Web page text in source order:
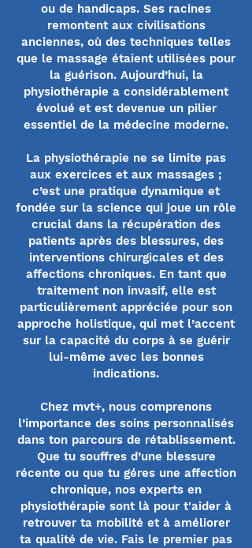
ou de handicaps. Ses racines
remontent aux civilisations
anciennes, où des techniques telles
que le massage étaient utilisées pour
la guérison. Aujourd’hui, la
physiothérapie a considérablement
évolué et est devenue un pilier
essentiel de la médecine moderne.
La physiothérapie ne se limite pas
aux exercices et aux massages ;
c’est une pratique dynamique et
fondée sur la science qui joue un rôle
crucial dans la récupération des
patients après des blessures, des
interventions chirurgicales et des
affections chroniques. En tant que
traitement non invasif, elle est
particulièrement appréciée pour son
approche holistique, qui met l’accent
sur la capacité du corps à se guérir
lui-même avec les bonnes
indications.
Chez mvt+, nous comprenons
l’importance des soins personnalisés
dans ton parcours de rétablissement.
Que tu souffres d’une blessure
récente ou que tu géres une affection
chronique, nos experts en
physiothérapie sont là pour t'aider à
retrouver ta mobilité et à améliorer
ta qualité de vie. Fais le premier pas